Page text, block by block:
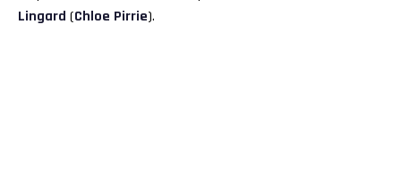
Lingard (Chloe Pirrie).